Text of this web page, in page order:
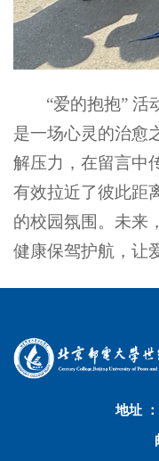
“爱的抱抱” 活
是一场心灵的治愈
解压力，在留言中
有效拉近了彼此距
的校园氛围。未来
健康保驾护航，让
地址 ：